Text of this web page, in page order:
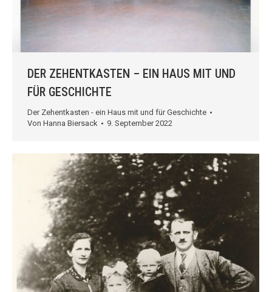
DER ZEHENTKASTEN – EIN HAUS MIT UND
FÜR GESCHICHTE
Der Zehentkasten - ein Haus mit und für Geschichte
Von Hanna Biersack 9. September 2022